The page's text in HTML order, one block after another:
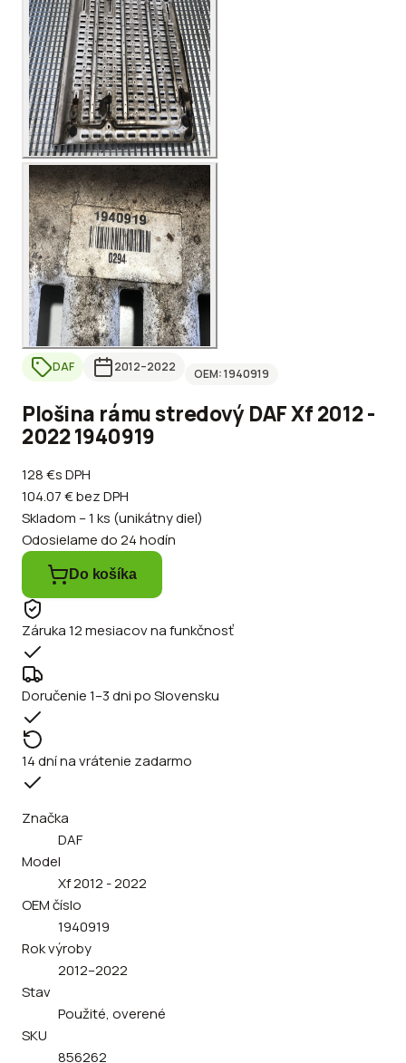
DAF 2012–2022 OEM:1940919
Plošina rámu stredový DAF Xf 2012 -
2022 1940919
128 €s DPH
104.07 €bez DPH
Skladom – 1 ks (unikátny diel)
Odosielame do 24 hodín
Do košíka
Záruka 12 mesiacov na funkčnosť
Doručenie 1–3 dni po Slovensku
14 dní na vrátenie zadarmo
Značka
DAF
Model
Xf 2012 - 2022
OEM číslo
1940919
Rok výroby
2012–2022
Stav
Použité, overené
SKU
856262